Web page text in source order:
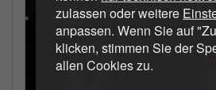
zulassen oder weitere
anpassen. Wenn Sie auf
klicken, stimmen Sie der
allen Cookies zu.